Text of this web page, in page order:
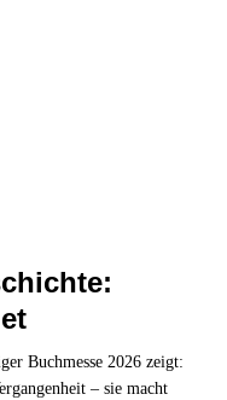
Buchmesse 2026 zeigt:
– sie macht